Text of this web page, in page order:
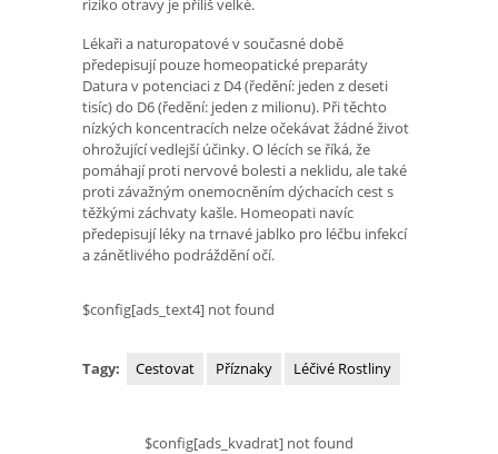
riziko otravy je příliš velké.
Lékaři a naturopatové v současné době
předepisují pouze homeopatické preparáty
Datura v potenciaci z D4 (ředění: jeden z deseti
tisíc) do D6 (ředění: jeden z milionu). Při těchto
nízkých koncentracích nelze očekávat žádné život
ohrožující vedlejší účinky. O lécích se říká, že
pomáhají proti nervové bolesti a neklidu, ale také
proti závažným onemocněním dýchacích cest s
těžkými záchvaty kašle. Homeopati navíc
předepisují léky na trnavé jablko pro léčbu infekcí
a zánětlivého podráždění očí.
$config[ads_text4] not found
Tagy: Cestovat Příznaky Léčivé Rostliny
$config[ads_kvadrat] not found